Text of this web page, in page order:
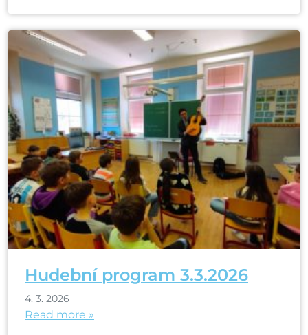
Hudební program 3.3.2026
4. 3. 2026
Read more »